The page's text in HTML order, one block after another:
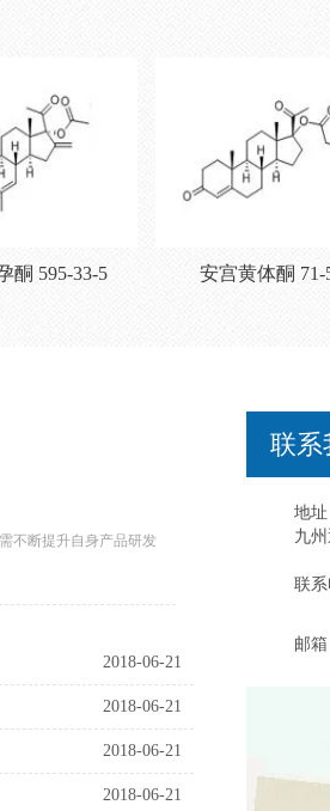
33-5 安宫黄体酮 71-58-9
不断提升自身产品研发
2018-06-21
2018-06-21
2018-06-21
2018-06-21
联系
地
九
联系
邮箱